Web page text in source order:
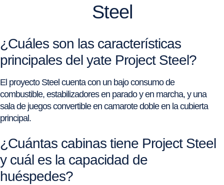
Steel
¿Cuáles son las características
principales del yate Project Steel?
El proyecto Steel cuenta con un bajo consumo de
combustible, estabilizadores en parado y en marcha, y una
sala de juegos convertible en camarote doble en la cubierta
principal.
¿Cuántas cabinas tiene Project Steel
y cuál es la capacidad de
huéspedes?